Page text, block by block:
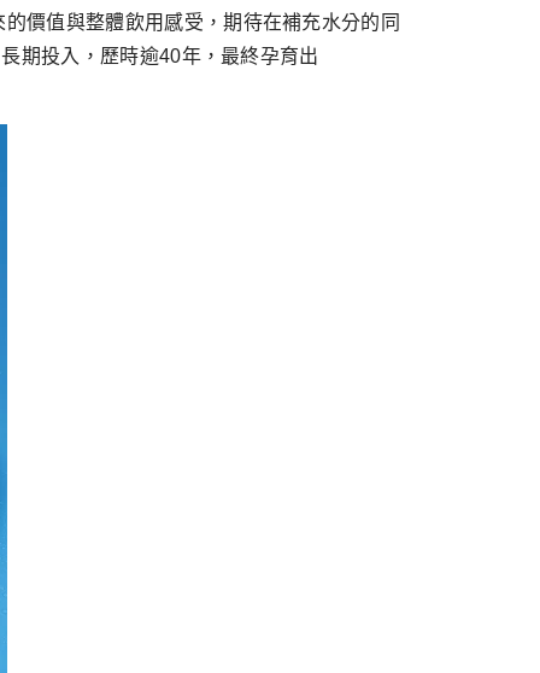
價值與整體飲用感受，期待在補充水分的同
期投入，歷時逾40年，最終孕育出